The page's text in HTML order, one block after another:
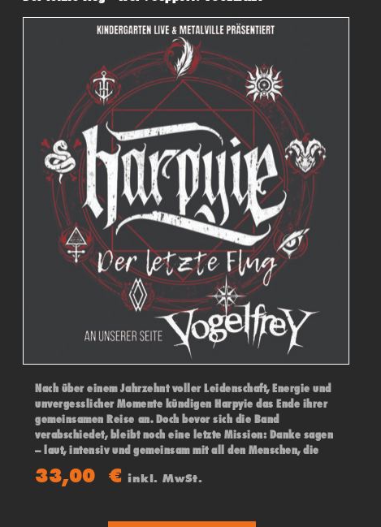
Nach über einem Jahrzehnt voller Leidenschaft, Energie und
unvergesslicher Momente kündigen Harpyie das Ende ihrer
gemeinsamen Reise an. Doch bevor sich die Band
verabschiedet, bleibt noch eine letzte Mission: Danke sagen
– laut, intensiv und gemeinsam mit all den Menschen, die
diesen Weg möglich gemacht haben. An ihrer Seite:
VOGELFREY.
33,00€ inkl. MwSt.